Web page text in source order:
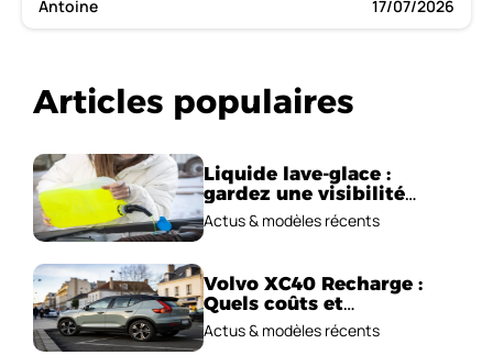
Antoine 17/07/2026
Articles populaires
Liquide lave-glace :
gardez une visibilité
parfaite en voiture
Actus & modèles récents
Volvo XC40 Recharge :
Quels coûts et
performances
électriques ?
Actus & modèles récents